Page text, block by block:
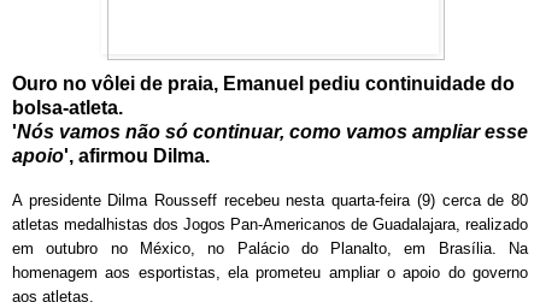
Ouro no vôlei de praia, Emanuel pediu continuidade do
bolsa-atleta.
'Nós vamos não só continuar, como vamos ampliar esse
apoio', afirmou Dilma.
A presidente Dilma Rousseff recebeu nesta quarta-feira (9) cerca de 80
atletas medalhistas dos Jogos Pan-Americanos de Guadalajara, realizado
em outubro no México, no Palácio do Planalto, em Brasília. Na
homenagem aos esportistas, ela prometeu ampliar o apoio do governo
aos atletas.